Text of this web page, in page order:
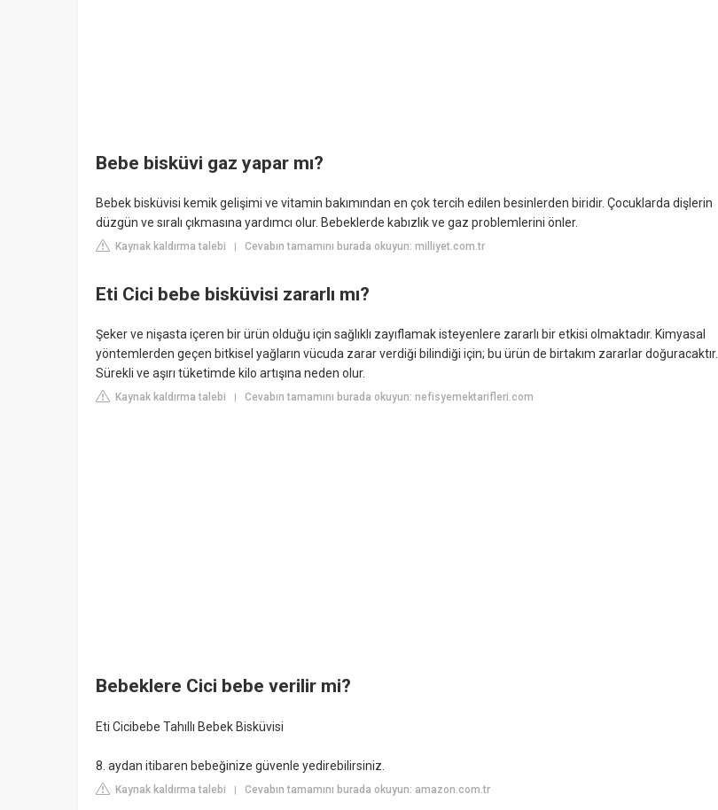
Bebe bisküvi gaz yapar mı?
Bebek bisküvisi kemik gelişimi ve vitamin bakımından en çok tercih edilen besinlerden biridir. Çocuklarda dişlerin
düzgün ve sıralı çıkmasına yardımcı olur. Bebeklerde kabızlık ve gaz problemlerini önler.
Kaynak kaldırma talebi Cevabın tamamını burada okuyun: milliyet.com.tr
Eti Cici bebe bisküvisi zararlı mı?
Şeker ve nişasta içeren bir ürün olduğu için sağlıklı zayıflamak isteyenlere zararlı bir etkisi olmaktadır. Kimyasal
yöntemlerden geçen bitkisel yağların vücuda zarar verdiği bilindiği için; bu ürün de birtakım zararlar doğuracaktır.
Sürekli ve aşırı tüketimde kilo artışına neden olur.
Kaynak kaldırma talebi Cevabın tamamını burada okuyun: nefisyemektarifleri.com
Bebeklere Cici bebe verilir mi?
Eti Cicibebe Tahıllı Bebek Bisküvisi
8. aydan itibaren bebeğinize güvenle yedirebilirsiniz.
Kaynak kaldırma talebi | Cevabın tamamını burada okuyun: amazon.com.tr